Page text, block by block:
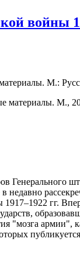
войны
М.:
гг.
"мозга армии",